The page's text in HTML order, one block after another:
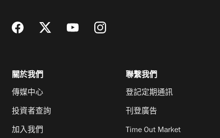
關於我們
傳媒中心
投資者查詢
加入我們
聯繫我們
登記定期通訊
刊登廣告
Time Out Market